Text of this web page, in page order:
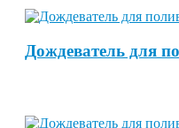
Дождеватель для